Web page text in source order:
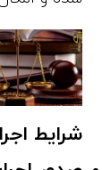
شرایط